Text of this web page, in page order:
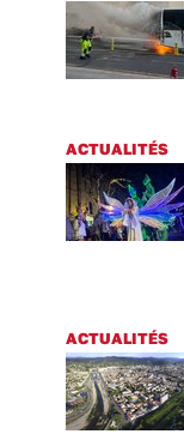
ACTUALITÉS
ACTUALITÉS